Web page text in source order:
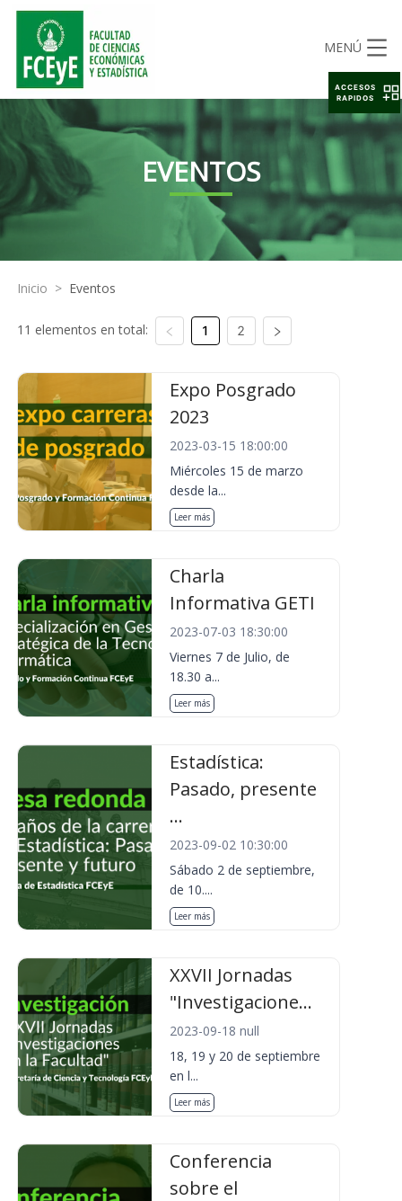
MENÚ
EVENTOS
Inicio > Eventos
11 elementos en total: 1 2
Expo Posgrado
2023
2023-03-15 18:00:00
Miércoles 15 de marzo
desde la...
Leer más
Charla
Informativa GETI
2023-07-03 18:30:00
Viernes 7 de Julio, de
18.30 a...
Leer más
Estadística:
Pasado, presente
...
2023-09-02 10:30:00
Sábado 2 de septiembre,
de 10....
Leer más
XXVII Jornadas
"Investigacione...
2023-09-18 null
18, 19 y 20 de septiembre
en l...
Leer más
Conferencia
sobre el
ACCESOS
RAPIDOS